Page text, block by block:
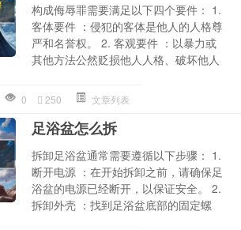
构成侮辱罪需要满足以下四个要件： 1.
客体要件 ：侵犯的客体是他人的人格尊
严和名誉权。 2. 客观要件 ：以暴力或
其他方法公然贬损他人人格、破坏他人
0 250 文章列表
足浴盆怎么拆
拆卸足浴盆通常需要遵循以下步骤： 1.
断开电源 ：在开始拆卸之前，请确保足
浴盆的电源已经断开，以保证安全。 2.
拆卸外壳 ：找到足浴盆底部的固定螺